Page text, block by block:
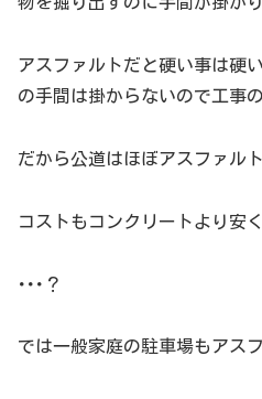
アスファルトだと硬い事は硬
の手間は掛からないので工事
だから公道はほぼアスファル
コストもコンクリートより安
･･･？
では一般家庭の駐車場もアス